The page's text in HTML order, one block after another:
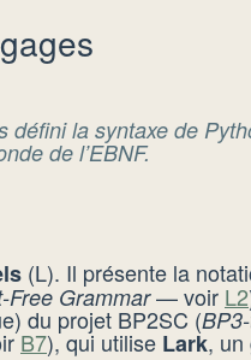
la syntaxe de
de l’EBNF.
(L). Il présente la
Free Grammar— voir L2
du projet BP2SC (
B7), qui utilise Lark, un